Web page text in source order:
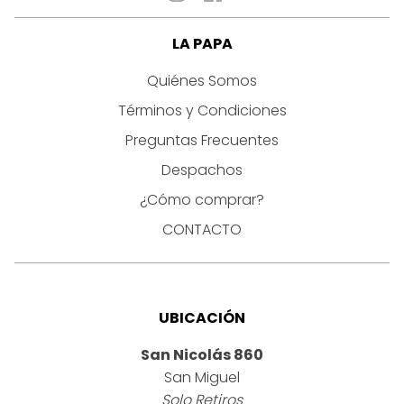
LA PAPA
Quiénes Somos
Términos y Condiciones
Preguntas Frecuentes
Despachos
¿Cómo comprar?
CONTACTO
UBICACIÓN
San Nicolás 860
San Miguel